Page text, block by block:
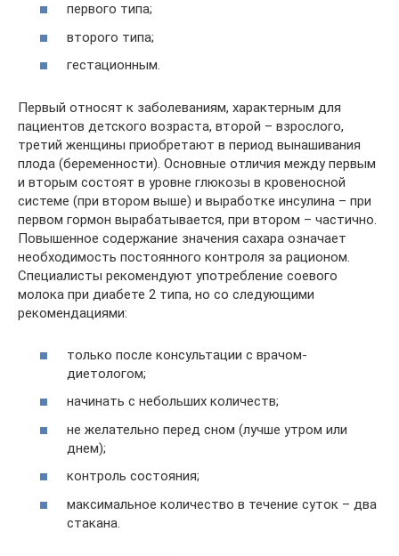
первого типа;
второго типа;
гестационным.
Первый относят к заболеваниям, характерным для
пациентов детского возраста, второй – взрослого,
третий женщины приобретают в период вынашивания
плода (беременности). Основные отличия между первым
и вторым состоят в уровне глюкозы в кровеносной
системе (при втором выше) и выработке инсулина – при
первом гормон вырабатывается, при втором – частично.
Повышенное содержание значения сахара означает
необходимость постоянного контроля за рационом.
Специалисты рекомендуют употребление соевого
молока при диабете 2 типа, но со следующими
рекомендациями:
только после консультации с врачом-
диетологом;
начинать с небольших количеств;
не желательно перед сном (лучше утром или
днем);
контроль состояния;
максимальное количество в течение суток – два
стакана.